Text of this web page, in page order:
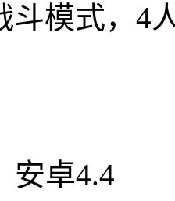
斗模式，4
安卓4.4